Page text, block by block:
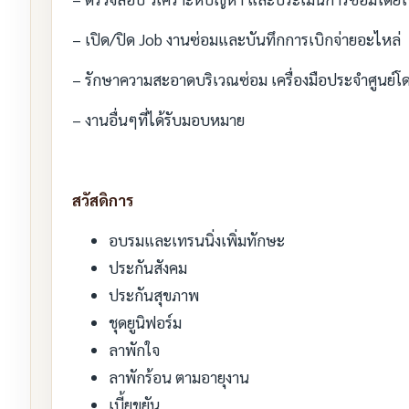
– เปิด/ปิด Job งานซ่อมและบันทึกการเบิกจ่ายอะไหล่
– รักษาความสะอาดบริเวณซ่อม เครื่องมือประจำศูนย์โ
– งานอื่นๆที่ได้รับมอบหมาย
สวัสดิการ
อบรมและเทรนนิ่งเพิ่มทักษะ
ประกันสังคม
ประกันสุขภาพ
ชุดยูนิฟอร์ม
ลาพักใจ
ลาพักร้อน ตามอายุงาน
เบี้ยขยัน